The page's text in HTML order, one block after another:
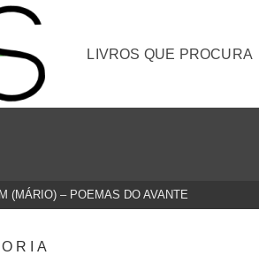
LIVROS QUE PROCURA
(MÁRIO) – POEMAS DO AVANTE